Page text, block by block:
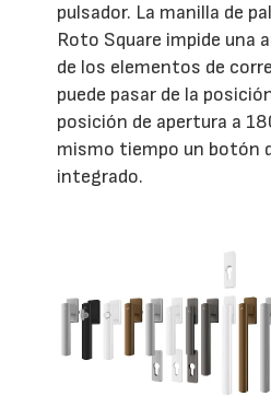
pulsador. La manilla de
Roto Square impide una
de los elementos de
puede pasar de la
posición de apertura a
mismo tiempo un botón
integrado.